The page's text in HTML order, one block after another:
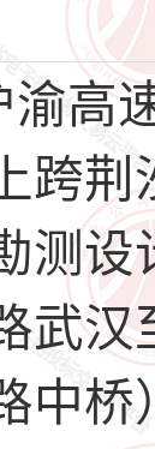
渝高
跨
测设
武
中